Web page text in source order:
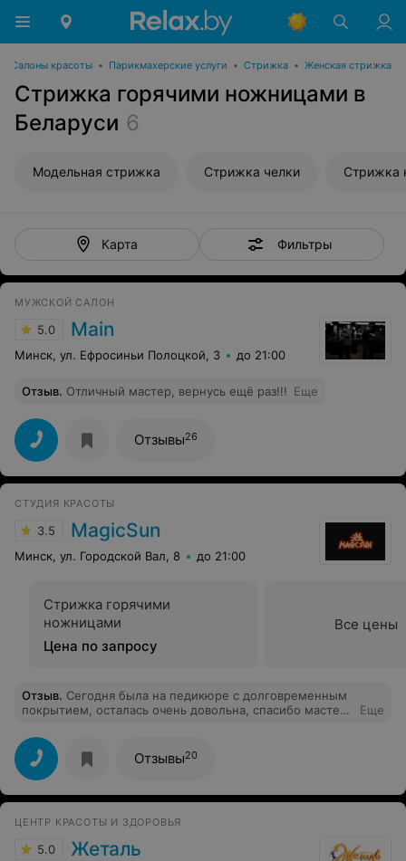
Салоны красоты • Парикмахерские услуги • Стрижка • Женская стрижка
Стрижка горячими ножницами в
Беларуси 6
Модельная стрижка Стрижка челки Стрижка
Карта Фильтры
МУЖСКОЙ САЛОН
5.0 Main
Минск, ул. Ефросиньи Полоцкой, 3 до 21:00
Отзыв. Отличный мастер, вернусь ещё раз!!! Еще
Отзывы26
СТУДИЯ КРАСОТЫ
3.5 MagicSun
Минск, ул. Городской Вал, 8 до 21:00
Стрижка горячими
ножницами
Цена по запросу
Все цены
Отзыв. Сегодня была на педикюре с долговременным
покрытием, осталась очень довольна, спасибо мастеру
мастер своего дела! Приду ещё обязательно в этот
салон)
Еще
Отзывы20
ЦЕНТР КРАСОТЫ И ЗДОРОВЬЯ
5.0 Жеталь